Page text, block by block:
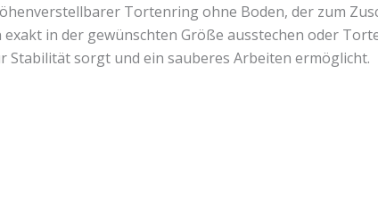
Tortenring ohne Boden, der zum
exakt in der gewünschten Größe ausstechen oder
Stabilität sorgt und ein sauberes Arbeiten ermöglicht.